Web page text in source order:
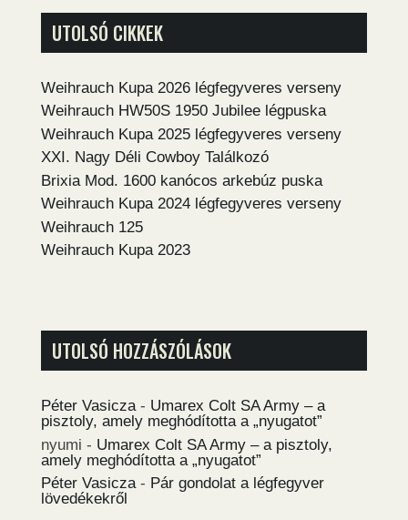
UTOLSÓ CIKKEK
Weihrauch Kupa 2026 légfegyveres verseny
Weihrauch HW50S 1950 Jubilee légpuska
Weihrauch Kupa 2025 légfegyveres verseny
XXI. Nagy Déli Cowboy Találkozó
Brixia Mod. 1600 kanócos arkebúz puska
Weihrauch Kupa 2024 légfegyveres verseny
Weihrauch 125
Weihrauch Kupa 2023
UTOLSÓ HOZZÁSZÓLÁSOK
Péter Vasicza- Umarex Colt SA Army – a
pisztoly, amely meghódította a „nyugatot”
nyumi - Umarex Colt SA Army – a pisztoly,
amely meghódította a „nyugatot”
Péter Vasicza- Pár gondolat a légfegyver
lövedékekről